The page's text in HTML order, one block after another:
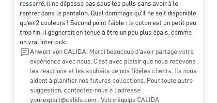
resserré, il ne dépasse pas sous les pulls sans avoir à le
rentrer dans le pantalon. Quel dommage qu’il ne soit disponible
qu’en 2 couleurs ! Second point faible : le coton est un petit peu
trop fin, il gagnerait en tenue à être un peu plus épais, comme
un vrai interlock.
Anwort von CALIDA: Merci beaucoup d'avoir partagé votre
expérience avec nous. C'est avec plaisir que nous recevons
les réactions et les souhaits de nos fidèles clients. Ils nous
aident à planifier nos futures collections. Pour toute autre
suggestion, contactez-nous à l'adresse
yourexpert@calida.com . Votre équipe CALIDA